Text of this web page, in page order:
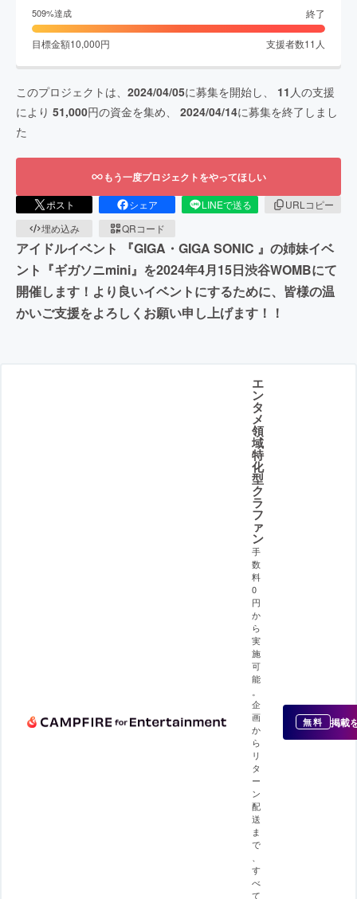
509%達成 終了
目標金額10,000円 支援者数11 人
このプロジェクトは、 2024/04/05に募集を開始し、 11 人の支援
により 51,000円の資金を集め、 2024/04/14に募集を終了しまし
た
もう一度プロジェクトをやってほしい
ポスト シェア LINEで送る
URLコピー
埋め込み
QRコード
アイドルイベント 『GIGA・GIGA SONIC 』の姉妹イベ
ント『ギガソニmini』を2024年4月15日渋谷WOMBにて
開催します！より良いイベントにするために、皆様の温
かいご支援をよろしくお願い申し上げます！！
エ
ン
タ
メ
領
域
特
化
型
ク
ラ
フ
ァ
ン
手
数
料
0
円
か
ら
実
施
可
能
企
画
か
ら
リ
タ
ー
ン
配
送
ま
で
す
べ
て
無料 掲載